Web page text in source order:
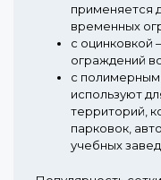
применяется
временных
с оцинковкой
ограждений
с
используют
территорий,
парковок,
учебных